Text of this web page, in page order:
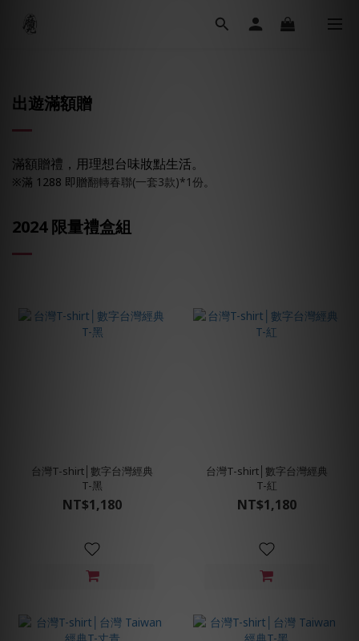
出遊滿額贈
滿額贈禮，用理想台味妝點生活。
※滿 1288 即贈翻轉春聯(一套3款)*1份。
2024 限量禮盒組
台灣T-shirt│數字台灣經典
T-黑
NT$1,180
台灣T-shirt│數字台灣經典
T-紅
NT$1,180